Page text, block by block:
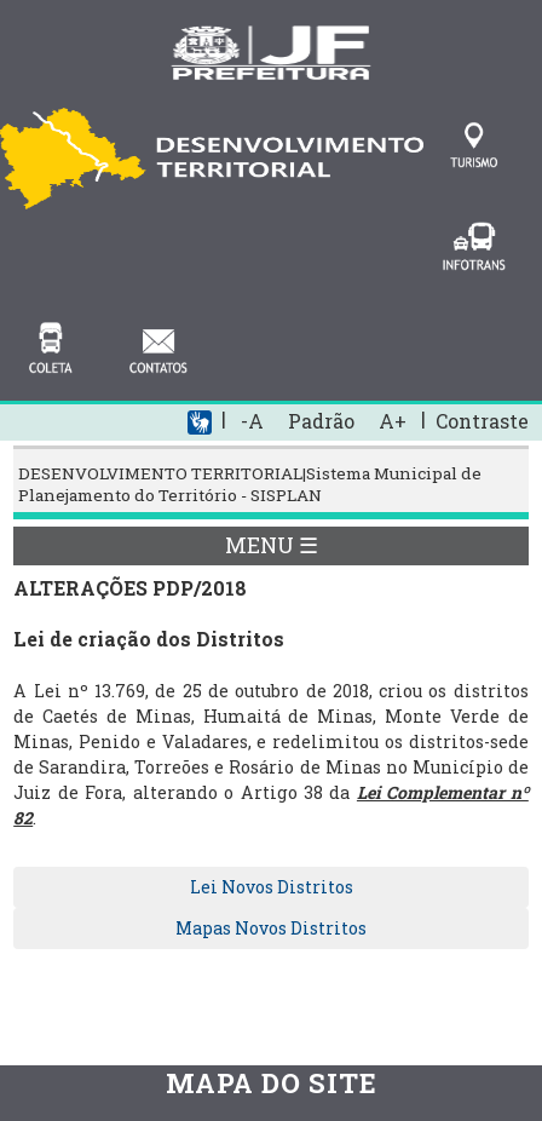
Contraste
| -A Padrão A+ |
DESENVOLVIMENTO TERRITORIAL|Sistema Municipal de
Planejamento do Território - SISPLAN
MENU ☰
ALTERAÇÕES PDP/2018
Lei de criação dos Distritos
A Lei nº 13.769, de 25 de outubro de 2018, criou os distritos
de Caetés de Minas, Humaitá de Minas, Monte Verde de
Minas, Penido e Valadares, e redelimitou os distritos-sede
de Sarandira, Torreões e Rosário de Minas no Município de
Juiz de Fora, alterando o Artigo 38 da Lei Complementar nº
82.
Lei Novos Distritos
Mapas Novos Distritos
MAPA DO SITE